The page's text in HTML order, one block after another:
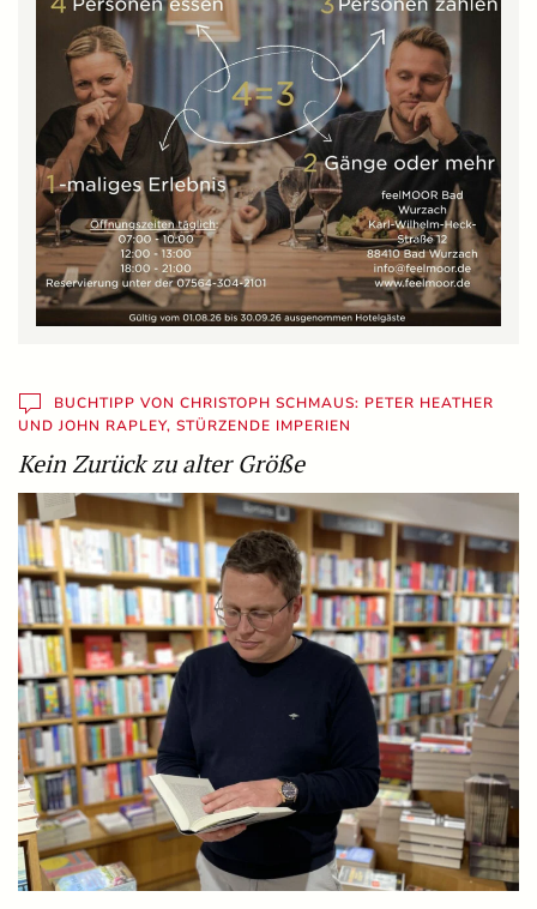
BUCHTIPP VON CHRISTOPH SCHMAUS: PETER HEATHER
UND JOHN RAPLEY, STÜRZENDE IMPERIEN
Kein Zurück zu alter Größe